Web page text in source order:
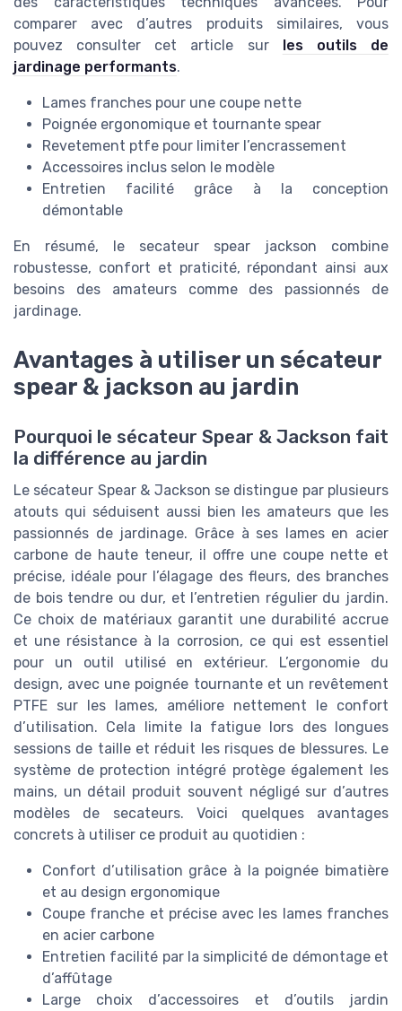
comparer avec d’autres produits similaires, vous
pouvez consulter cet article sur
les outils de
jardinage performants.
Lames franches pour une coupe nette
Poignée ergonomique et tournante spear
Revetement ptfe pour limiter l’encrassement
Accessoires inclus selon le modèle
Entretien facilité grâce à la conception
démontable
En résumé, le secateur spear jackson combine
robustesse, confort et praticité, répondant ainsi aux
besoins des amateurs comme des passionnés de
jardinage.
Avantages à utiliser un sécateur
spear & jackson au jardin
Pourquoi le sécateur Spear & Jackson fait
la différence au jardin
Le sécateur Spear & Jackson se distingue par plusieurs
atouts qui séduisent aussi bien les amateurs que les
passionnés de jardinage. Grâce à ses lames en acier
carbone de haute teneur, il offre une coupe nette et
précise, idéale pour l’élagage des fleurs, des branches
de bois tendre ou dur, et l’entretien régulier du jardin.
Ce choix de matériaux garantit une durabilité accrue
et une résistance à la corrosion, ce qui est essentiel
pour un outil utilisé en extérieur. L’ergonomie du
design, avec une poignée tournante et un revêtement
PTFE sur les lames, améliore nettement le confort
d’utilisation. Cela limite la fatigue lors des longues
sessions de taille et réduit les risques de blessures. Le
système de protection intégré protège également les
mains, un détail produit souvent négligé sur d’autres
modèles de secateurs. Voici quelques avantages
concrets à utiliser ce produit au quotidien :
Confort d’utilisation grâce à la poignée bimatière
et au design ergonomique
Coupe franche et précise avec les lames franches
en acier carbone
Entretien facilité par la simplicité de démontage et
d’affûtage
Large choix d’accessoires et d’outils jardin